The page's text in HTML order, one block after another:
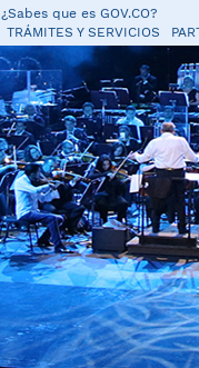
¿Sabes que es GOV.CO?
TRÁMITES Y SERVICIOS